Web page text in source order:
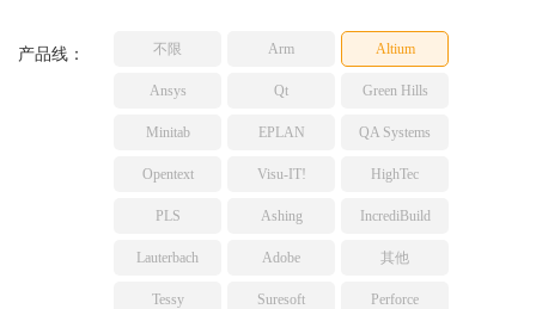
TESSY
网络研讨会
产品线： 不限 Arm Altium
Ansys Qt Green Hills
Minitab EPLAN QA Systems
Opentext Visu-IT! HighTec
PLS Ashing IncrediBuild
Lauterbach Adobe 其他
Tessy Suresoft Perforce